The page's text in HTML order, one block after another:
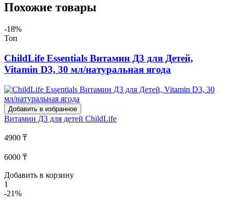
Похожие товары
-18%
Топ
ChildLife Essentials Витамин Д3 для Детей,
Vitamin D3, 30 мл/натуральная ягода
Добавить в избранное
Витамин Д3 для детей ChildLife
4900 ₸
6000 ₸
Добавить в корзину
1
-21%